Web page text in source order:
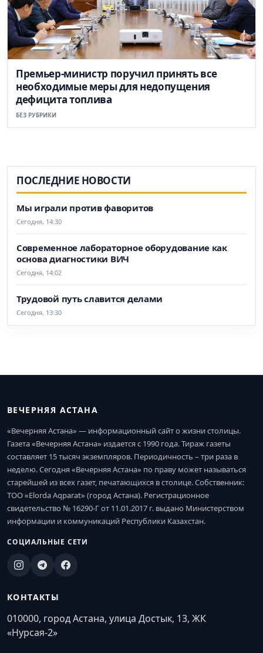
Премьер-министр поручил принять все
необходимые меры для недопущения
дефицита топлива
БЕЗ РУБРИКИ
ПОСЛЕДНИЕ НОВОСТИ
Мы играли против фаворитов
Сегодня, 14:30
Современное лабораторное оборудование как
основа диагностики ВИЧ
Сегодня, 14:02
Трудовой путь славится делами
Сегодня, 13:30
ВЕЧЕРНЯЯ АСТАНА
«Вечерняя Астана» — информационный сайт о жизни столицы.
Газета «Вечерняя Астана» издается с 1990 года. Тираж газеты
составляет 15 тысяч экземпляров. Периодичность – три раза в
неделю. Сегодня «Вечерняя Астана» по праву может называться
старейшей из всех газет, печатающихся в столице. Собственник:
ТОО «Elorda Aqparat» (город Астана). Регистрационное
свидетельство № 16290-Г от 11.01.2017 г. выдано Министерством
информации и коммуникаций Республики Казахстан.
СОЦИАЛЬНЫЕ СЕТИ
КОНТАКТЫ
010000, город Астана, улица Достык, 13, ЖК
«Нурсая-2»